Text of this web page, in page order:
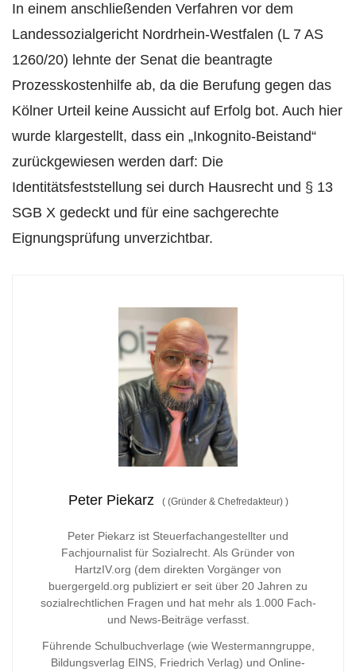
In einem anschließenden Verfahren vor dem
Landessozialgericht Nordrhein-Westfalen (L 7 AS
1260/20) lehnte der Senat die beantragte
Prozesskosten­hilfe ab, da die Berufung gegen das
Kölner Urteil keine Aussicht auf Erfolg bot. Auch hier
wurde klargestellt, dass ein „Inkognito-Beistand“
zurückgewiesen werden darf: Die
Identitätsfeststellung sei durch Hausrecht und § 13
SGB X gedeckt und für eine sachgerechte
Eignungs­prüfung unverzichtbar.
Peter Piekarz ((Gründer & Chefredakteur) )
Peter Piekarz ist Steuerfachangestellter und
Fachjournalist für Sozialrecht. Als Gründer von
HartzIV.org (dem direkten Vorgänger von
buergergeld.org publiziert er seit über 20 Jahren zu
sozialrechtlichen Fragen und hat mehr als 1.000 Fach-
und News-Beiträge verfasst.
Führende Schulbuchverlage (wie Westermanngruppe,
Bildungsverlag EINS, Friedrich Verlag) und Online-